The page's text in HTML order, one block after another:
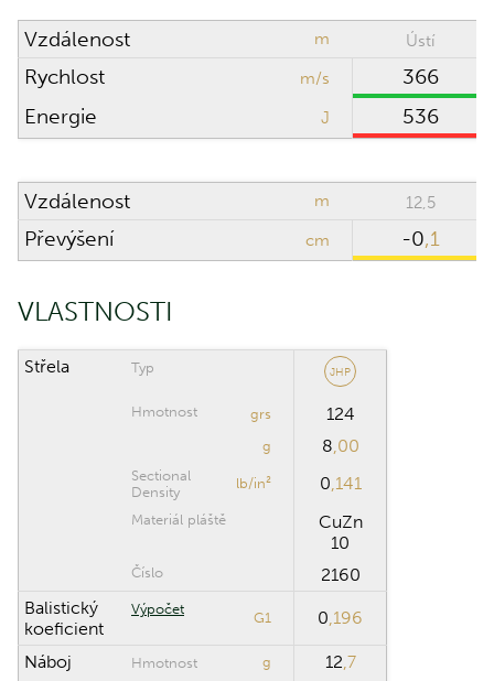
Vzdálenost m Ústí
Rychlost m/s
366
Energie
J 536
Vzdálenost m 12,5
Převýšení cm -0,1
VLASTNOSTI
Střela Typ JHP
Hmotnost grs 124
g 8 ,00
Sectional
Density
lb/in² 0 ,141
Materiál pláště
CuZn
10
Číslo
2160
Balistický
koeficient
Výpočet
G1 0 ,196
Náboj Hmotnost g 12 ,7